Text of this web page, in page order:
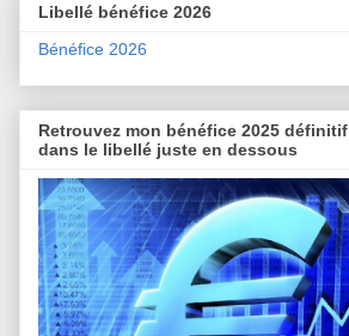
Libellé bénéfice 2026
Bénéfice 2026
Retrouvez mon bénéfice 2025 définitif
dans le libellé juste en dessous